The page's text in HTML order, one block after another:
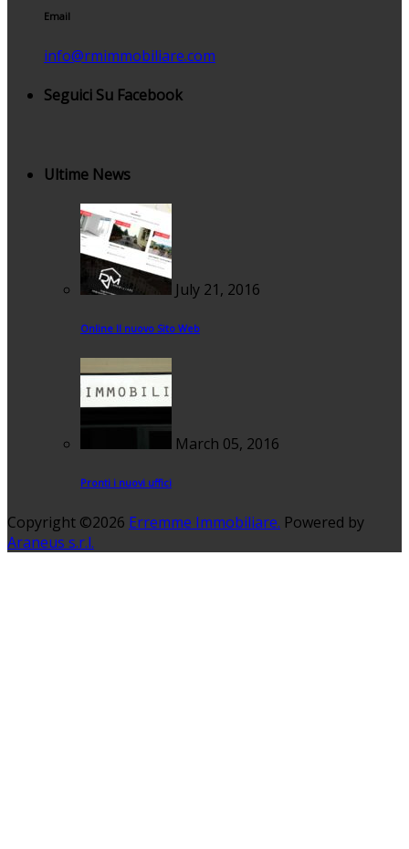
Email
info@rmimmobiliare.com
Seguici Su Facebook
Ultime News
July 21, 2016
Online Il nuovo Sito Web
March 05, 2016
Pronti i nuovi uffici
Copyright ©2026 Erremme Immobiliare. Powered by
Araneus s.r.l.